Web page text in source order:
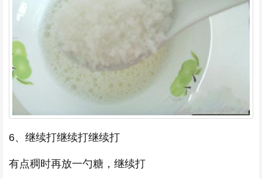
6、继续打继续打继续打
有点稠时再放一勺糖，继续打